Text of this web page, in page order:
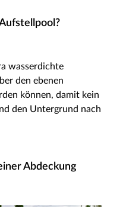
wasserdichte
den ebenen
können, damit kein
den Untergrund nach
Abdeckung